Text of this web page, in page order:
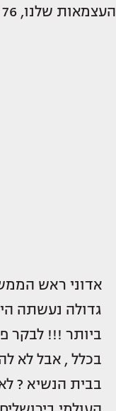
העצמאות שלנו, 76 זוהי חרפה גדולה".
אדוני ראש
גדולה נעשתה
ביותר !!! לבקר
בכלל , אבל לא
בבית הנשיא ?